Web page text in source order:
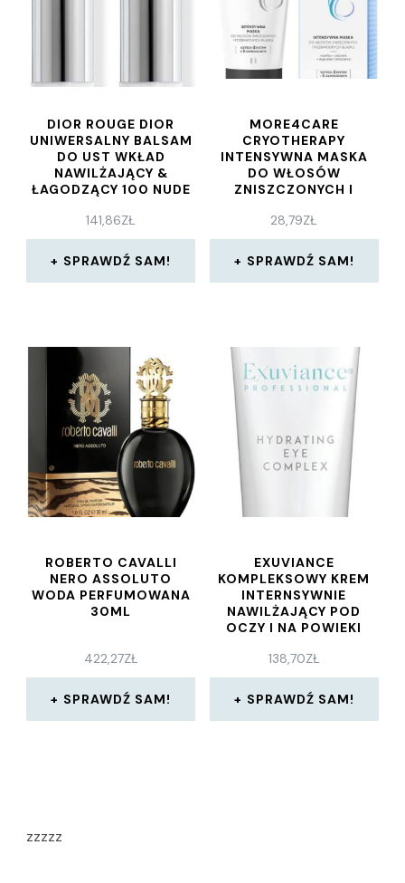
DIOR ROUGE DIOR
UNIWERSALNY BALSAM
DO UST WKŁAD
NAWILŻAJĄCY &
ŁAGODZĄCY 100 NUDE
141,86ZŁ
SPRAWDŹ SAM!
MORE4CARE
CRYOTHERAPY
INTENSYWNA MASKA
DO WŁOSÓW
ZNISZCZONYCH I
BLASKU 200ML
28,79ZŁ
SPRAWDŹ SAM!
ROBERTO CAVALLI
NERO ASSOLUTO
WODA PERFUMOWANA
30ML
422,27ZŁ
SPRAWDŹ SAM!
EXUVIANCE
KOMPLEKSOWY KREM
INTERNSYWNIE
NAWILŻAJĄCY POD
OCZY I NA POWIEKI
COMPLEX 15 G
138,70ZŁ
SPRAWDŹ SAM!
zzzzz